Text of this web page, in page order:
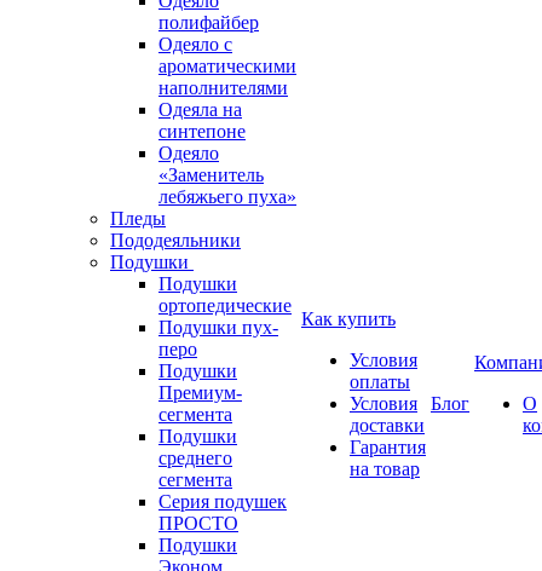
полифайбер
Одеяло с
ароматическими
наполнителями
Одеяла на
синтепоне
Одеяло
«Заменитель
лебяжьего пуха»
Пледы
Пододеяльники
Подушки
Подушки
ортопедические
Подушки пух-
перо
Подушки
Премиум-
сегмента
Подушки
среднего
сегмента
Серия подушек
ПРОСТО
Подушки
Эконом
Как купить
Условия
оплаты
Условия
доставки
Гарантия
на товар
Блог
О